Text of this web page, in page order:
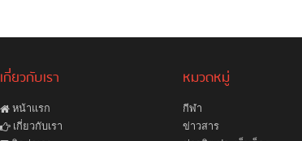
เกี่ยวกับเรา
หน้าแรก
เกี่ยวกับเรา
หมวดหมู่
กีฬา
ข่าวสาร